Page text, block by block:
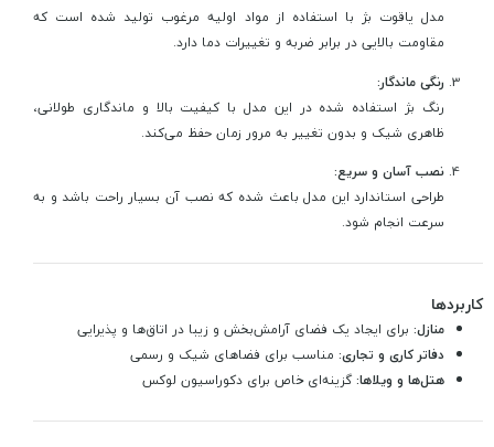
مدل یاقوت بژ با استفاده از مواد اولیه مرغوب تولید شده است که
مقاومت بالایی در برابر ضربه و تغییرات دما دارد.
رنگی ماندگار:
رنگ بژ استفاده شده در این مدل با کیفیت بالا و ماندگاری طولانی،
ظاهری شیک و بدون تغییر به مرور زمان حفظ می‌کند.
نصب آسان و سریع:
طراحی استاندارد این مدل باعث شده که نصب آن بسیار راحت باشد و به
سرعت انجام شود.
کاربردها
منازل: برای ایجاد یک فضای آرامش‌بخش و زیبا در اتاق‌ها و پذیرایی
دفاتر کاری و تجاری: مناسب برای فضاهای شیک و رسمی
هتل‌ها و ویلاها: گزینه‌ای خاص برای دکوراسیون لوکس